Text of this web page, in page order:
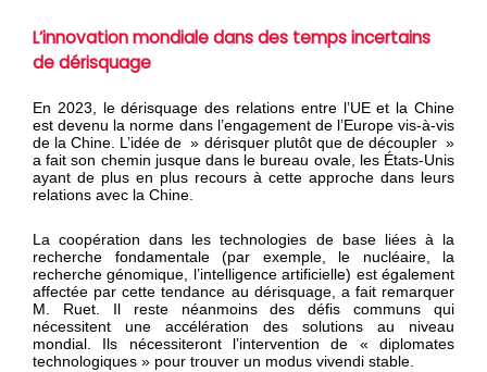
L’innovation mondiale dans des temps incertains
de dérisquage
En 2023, le dérisquage des relations entre l’UE et la Chine
est devenu la norme dans l’engagement de l’Europe vis-à-vis
de la Chine. L’idée de » dérisquer plutôt que de découpler »
a fait son chemin jusque dans le bureau ovale, les États-Unis
ayant de plus en plus recours à cette approche dans leurs
relations avec la Chine.
La coopération dans les technologies de base liées à la
recherche fondamentale (par exemple, le nucléaire, la
recherche génomique, l’intelligence artificielle) est également
affectée par cette tendance au dérisquage, a fait remarquer
M. Ruet. Il reste néanmoins des défis communs qui
nécessitent une accélération des solutions au niveau
mondial. Ils nécessiteront l’intervention de « diplomates
technologiques » pour trouver un modus vivendi stable.